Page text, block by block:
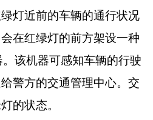
近前的车辆的通行状况
在红绿灯的前方架设一种
。该机器可感知车辆的行驶
警方的交通管理中心。交
的状态。